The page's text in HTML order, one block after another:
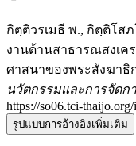
กิตฺติวรเมธี พ., กิตฺติโส
งานด้านสาธารณสงเค
ศาสนาของพระสังฆาธิ
นวัตกรรมและการจัดก
https://so06.tci-
รูปแบบการอ้างอิงเพิ่มเติม